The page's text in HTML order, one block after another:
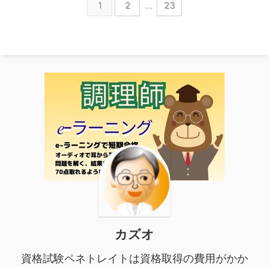
1 2 … 23
カズオ
資格試験ペネトレイトは資格取得の費用がかか